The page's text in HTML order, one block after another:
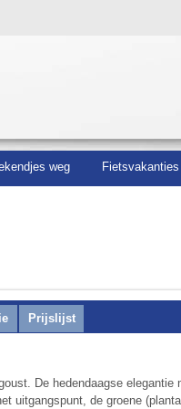
weg Fietsvakanties
Prijslijst
De hedendaagse
uitgangspunt, de groene